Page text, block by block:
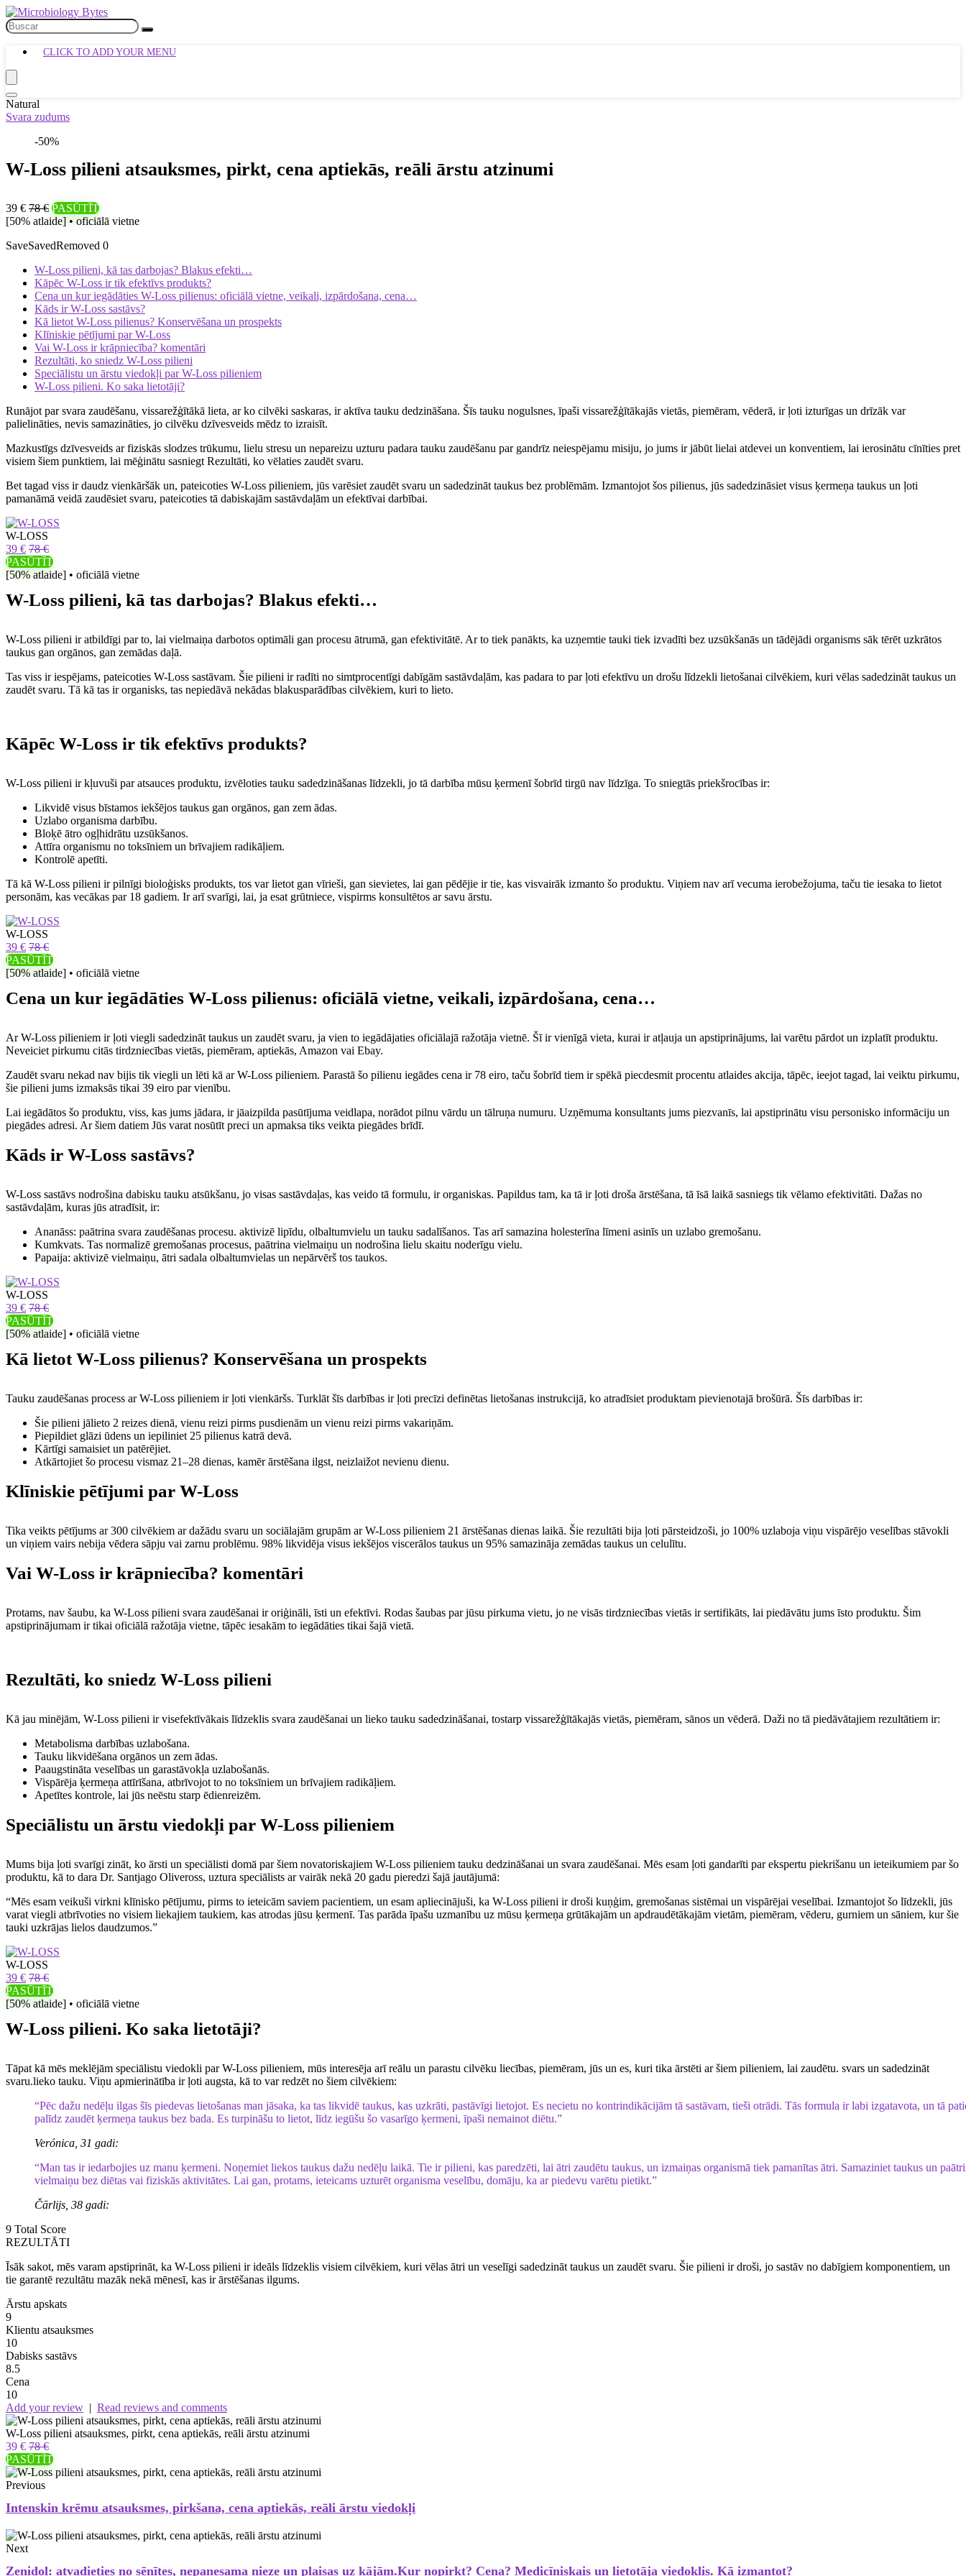
CLICK TO ADD YOUR MENU
Natural
Svara zudums
-50%
W-Loss pilieni atsauksmes, pirkt, cena aptiekās, reāli ārstu atzinumi
39 € 78 € PASŪTĪT
[50% atlaide] • oficiālā vietne
SaveSavedRemoved 0
W-Loss pilieni, kā tas darbojas? Blakus efekti…
Kāpēc W-Loss ir tik efektīvs produkts?
Cena un kur iegādāties W-Loss pilienus: oficiālā vietne, veikali, izpārdošana, cena…
Kāds ir W-Loss sastāvs?
Kā lietot W-Loss pilienus? Konservēšana un prospekts
Klīniskie pētījumi par W-Loss
Vai W-Loss ir krāpniecība? komentāri
Rezultāti, ko sniedz W-Loss pilieni
Speciālistu un ārstu viedokļi par W-Loss pilieniem
W-Loss pilieni. Ko saka lietotāji?
Runājot par svara zaudēšanu, vissarežģītākā lieta, ar ko cilvēki saskaras, ir aktīva tauku dedzināšana. Šīs tauku nogulsnes, īpaši vissarežģītākajās vietās, piemēram, vēderā, ir ļoti izturīgas un drīzāk var
palielināties, nevis samazināties, jo cilvēku dzīvesveids mēdz to izraisīt.
Mazkustīgs dzīvesveids ar fiziskās slodzes trūkumu, lielu stresu un nepareizu uzturu padara tauku zaudēšanu par gandrīz neiespējamu misiju, jo jums ir jābūt lielai atdevei un konventiem, lai ierosinātu cīnīties pret
visiem šiem punktiem, lai mēģinātu sasniegt Rezultāti, ko vēlaties zaudēt svaru.
Bet tagad viss ir daudz vienkāršāk un, pateicoties W-Loss pilieniem, jūs varēsiet zaudēt svaru un sadedzināt taukus bez problēmām. Izmantojot šos pilienus, jūs sadedzināsiet visus ķermeņa taukus un ļoti
pamanāmā veidā zaudēsiet svaru, pateicoties tā dabiskajām sastāvdaļām un efektīvai darbībai.
W-LOSS
39 € 78 €
PASŪTĪT
[50% atlaide] • oficiālā vietne
W-Loss pilieni, kā tas darbojas? Blakus efekti…
W-Loss pilieni ir atbildīgi par to, lai vielmaiņa darbotos optimāli gan procesu ātrumā, gan efektivitātē. Ar to tiek panākts, ka uzņemtie tauki tiek izvadīti bez uzsūkšanās un tādējādi organisms sāk tērēt uzkrātos
taukus gan orgānos, gan zemādas daļā.
Tas viss ir iespējams, pateicoties W-Loss sastāvam. Šie pilieni ir radīti no simtprocentīgi dabīgām sastāvdaļām, kas padara to par ļoti efektīvu un drošu līdzekli lietošanai cilvēkiem, kuri vēlas sadedzināt taukus un
zaudēt svaru. Tā kā tas ir organisks, tas nepiedāvā nekādas blakusparādības cilvēkiem, kuri to lieto.
Kāpēc W-Loss ir tik efektīvs produkts?
W-Loss pilieni ir kļuvuši par atsauces produktu, izvēloties tauku sadedzināšanas līdzekli, jo tā darbība mūsu ķermenī šobrīd tirgū nav līdzīga. To sniegtās priekšrocības ir:
Likvidē visus bīstamos iekšējos taukus gan orgānos, gan zem ādas.
Uzlabo organisma darbību.
Bloķē ātro ogļhidrātu uzsūkšanos.
Attīra organismu no toksīniem un brīvajiem radikāļiem.
Kontrolē apetīti.
Tā kā W-Loss pilieni ir pilnīgi bioloģisks produkts, tos var lietot gan vīrieši, gan sievietes, lai gan pēdējie ir tie, kas visvairāk izmanto šo produktu. Viņiem nav arī vecuma ierobežojuma, taču tie iesaka to lietot
personām, kas vecākas par 18 gadiem. Ir arī svarīgi, lai, ja esat grūtniece, vispirms konsultētos ar savu ārstu.
W-LOSS
39 € 78 €
PASŪTĪT
[50% atlaide] • oficiālā vietne
Cena un kur iegādāties W-Loss pilienus: oficiālā vietne, veikali, izpārdošana, cena…
Ar W-Loss pilieniem ir ļoti viegli sadedzināt taukus un zaudēt svaru, ja vien to iegādājaties oficiālajā ražotāja vietnē. Šī ir vienīgā vieta, kurai ir atļauja un apstiprinājums, lai varētu pārdot un izplatīt produktu.
Neveiciet pirkumu citās tirdzniecības vietās, piemēram, aptiekās, Amazon vai Ebay.
Zaudēt svaru nekad nav bijis tik viegli un lēti kā ar W-Loss pilieniem. Parastā šo pilienu iegādes cena ir 78 eiro, taču šobrīd tiem ir spēkā piecdesmit procentu atlaides akcija, tāpēc, ieejot tagad, lai veiktu pirkumu,
šie pilieni jums izmaksās tikai 39 eiro par vienību.
Lai iegādātos šo produktu, viss, kas jums jādara, ir jāaizpilda pasūtījuma veidlapa, norādot pilnu vārdu un tālruņa numuru. Uzņēmuma konsultants jums piezvanīs, lai apstiprinātu visu personisko informāciju un
piegādes adresi. Ar šiem datiem Jūs varat nosūtīt preci un apmaksa tiks veikta piegādes brīdī.
Kāds ir W-Loss sastāvs?
W-Loss sastāvs nodrošina dabisku tauku atsūkšanu, jo visas sastāvdaļas, kas veido tā formulu, ir organiskas. Papildus tam, ka tā ir ļoti droša ārstēšana, tā īsā laikā sasniegs tik vēlamo efektivitāti. Dažas no
sastāvdaļām, kuras jūs atradīsit, ir:
Ananāss: paātrina svara zaudēšanas procesu. aktivizē lipīdu, olbaltumvielu un tauku sadalīšanos. Tas arī samazina holesterīna līmeni asinīs un uzlabo gremošanu.
Kumkvats. Tas normalizē gremošanas procesus, paātrina vielmaiņu un nodrošina lielu skaitu noderīgu vielu.
Papaija: aktivizē vielmaiņu, ātri sadala olbaltumvielas un nepārvērš tos taukos.
W-LOSS
39 € 78 €
PASŪTĪT
[50% atlaide] • oficiālā vietne
Kā lietot W-Loss pilienus? Konservēšana un prospekts
Tauku zaudēšanas process ar W-Loss pilieniem ir ļoti vienkāršs. Turklāt šīs darbības ir ļoti precīzi definētas lietošanas instrukcijā, ko atradīsiet produktam pievienotajā brošūrā. Šīs darbības ir:
Šie pilieni jālieto 2 reizes dienā, vienu reizi pirms pusdienām un vienu reizi pirms vakariņām.
Piepildiet glāzi ūdens un iepiliniet 25 pilienus katrā devā.
Kārtīgi samaisiet un patērējiet.
Atkārtojiet šo procesu vismaz 21–28 dienas, kamēr ārstēšana ilgst, neizlaižot nevienu dienu.
Klīniskie pētījumi par W-Loss
Tika veikts pētījums ar 300 cilvēkiem ar dažādu svaru un sociālajām grupām ar W-Loss pilieniem 21 ārstēšanas dienas laikā. Šie rezultāti bija ļoti pārsteidzoši, jo 100% uzlaboja viņu vispārējo veselības stāvokli
un viņiem vairs nebija vēdera sāpju vai zarnu problēmu. 98% likvidēja visus iekšējos viscerālos taukus un 95% samazināja zemādas taukus un celulītu.
Vai W-Loss ir krāpniecība? komentāri
Protams, nav šaubu, ka W-Loss pilieni svara zaudēšanai ir oriģināli, īsti un efektīvi. Rodas šaubas par jūsu pirkuma vietu, jo ne visās tirdzniecības vietās ir sertifikāts, lai piedāvātu jums īsto produktu. Šim
apstiprinājumam ir tikai oficiālā ražotāja vietne, tāpēc iesakām to iegādāties tikai šajā vietā.
Rezultāti, ko sniedz W-Loss pilieni
Kā jau minējām, W-Loss pilieni ir visefektīvākais līdzeklis svara zaudēšanai un lieko tauku sadedzināšanai, tostarp vissarežģītākajās vietās, piemēram, sānos un vēderā. Daži no tā piedāvātajiem rezultātiem ir:
Metabolisma darbības uzlabošana.
Tauku likvidēšana orgānos un zem ādas.
Paaugstināta veselības un garastāvokļa uzlabošanās.
Vispārēja ķermeņa attīrīšana, atbrīvojot to no toksīniem un brīvajiem radikāļiem.
Apetītes kontrole, lai jūs neēstu starp ēdienreizēm.
Speciālistu un ārstu viedokļi par W-Loss pilieniem
Mums bija ļoti svarīgi zināt, ko ārsti un speciālisti domā par šiem novatoriskajiem W-Loss pilieniem tauku dedzināšanai un svara zaudēšanai. Mēs esam ļoti gandarīti par ekspertu piekrišanu un ieteikumiem par šo
produktu, kā to dara Dr. Santjago Oliveross, uztura speciālists ar vairāk nekā 20 gadu pieredzi šajā jautājumā:
“Mēs esam veikuši virkni klīnisko pētījumu, pirms to ieteicām saviem pacientiem, un esam apliecinājuši, ka W-Loss pilieni ir droši kuņģim, gremošanas sistēmai un vispārējai veselībai. Izmantojot šo līdzekli, jūs
varat viegli atbrīvoties no visiem liekajiem taukiem, kas atrodas jūsu ķermenī. Tas parāda īpašu uzmanību uz mūsu ķermeņa grūtākajām un apdraudētākajām vietām, piemēram, vēderu, gurniem un sāniem, kur šie
tauki uzkrājas lielos daudzumos.”
W-LOSS
39 € 78 €
PASŪTĪT
[50% atlaide] • oficiālā vietne
W-Loss pilieni. Ko saka lietotāji?
Tāpat kā mēs meklējām speciālistu viedokli par W-Loss pilieniem, mūs interesēja arī reālu un parastu cilvēku liecības, piemēram, jūs un es, kuri tika ārstēti ar šiem pilieniem, lai zaudētu. svars un sadedzināt
svaru.lieko tauku. Viņu apmierinātība ir ļoti augsta, kā to var redzēt no šiem cilvēkiem:
“Pēc dažu nedēļu ilgas šīs piedevas lietošanas man jāsaka, ka tas likvidē taukus, kas uzkrāti, pastāvīgi lietojot. Es necietu no kontrindikācijām tā sastāvam, tieši otrādi. Tās formula ir labi izgatavota, un tā
palīdz zaudēt ķermeņa taukus bez bada. Es turpināšu to lietot, līdz iegūšu šo vasarīgo ķermeni, īpaši nemainot diētu.”
Verónica, 31 gadi:
“Man tas ir iedarbojies uz manu ķermeni. Noņemiet liekos taukus dažu nedēļu laikā. Tie ir pilieni, kas paredzēti, lai ātri zaudētu taukus, un izmaiņas organismā tiek pamanītas ātri. Samaziniet taukus un
vielmaiņu bez diētas vai fiziskās aktivitātes. Lai gan, protams, ieteicams uzturēt organisma veselību, domāju, ka ar piedevu varētu pietikt.”
Čārlijs, 38 gadi:
9 Total Score
REZULTĀTI
Īsāk sakot, mēs varam apstiprināt, ka W-Loss pilieni ir ideāls līdzeklis visiem cilvēkiem, kuri vēlas ātri un veselīgi sadedzināt taukus un zaudēt svaru. Šie pilieni ir droši, jo sastāv no dabīgiem komponentiem, un
tie garantē rezultātu mazāk nekā mēnesī, kas ir ārstēšanas ilgums.
Ārstu apskats
9
Klientu atsauksmes
10
Dabisks sastāvs
8.5
Cena
10
Add your review | Read reviews and comments
W-Loss pilieni atsauksmes, pirkt, cena aptiekās, reāli ārstu atzinumi
39 € 78 €
PASŪTĪT
Previous
Intenskin krēmu atsauksmes, pirkšana, cena aptiekās, reāli ārstu viedokļi
Next
Zenidol: atvadieties no sēnītes, nepanesama nieze un plaisas uz kājām.Kur nopirkt? Cena? Medicīniskais un lietotāja viedoklis. Kā izmantot?